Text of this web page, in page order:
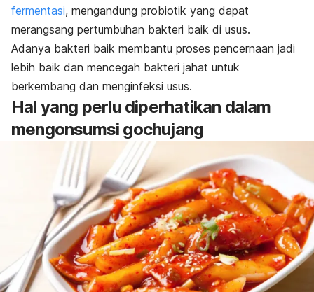
fermentasi, mengandung probiotik yang dapat
merangsang pertumbuhan bakteri baik di usus.
Adanya bakteri baik membantu proses pencernaan jadi
lebih baik dan mencegah bakteri jahat untuk
berkembang dan menginfeksi usus.
Hal yang perlu diperhatikan dalam
mengonsumsi gochujang